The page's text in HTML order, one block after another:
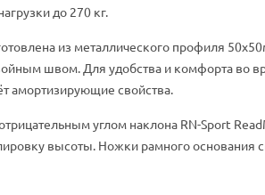
до 270 кг.
из металлического профиля
швом. Для удобства и комфорта во
амортизирующие свойства.
углом наклона RN-Sport
высоты. Ножки рамного